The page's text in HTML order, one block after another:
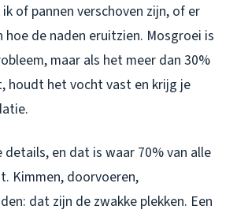
of pannen verschoven zijn, of er
de naden eruitzien. Mosgroei is
maar als het meer dan 30%
houdt het vocht vast en krijg je
details, en dat is waar 70% van alle
Kimmen, doorvoeren,
dat zijn de zwakke plekken. Een